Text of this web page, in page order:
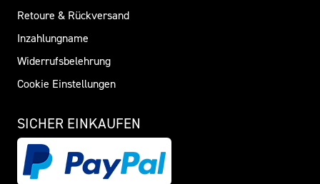
Retoure & Rückversand
Inzahlungname
Widerrufsbelehrung
Cookie Einstellungen
SICHER EINKAUFEN